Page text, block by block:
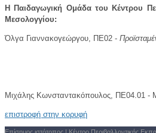
Η Παιδαγωγική Ομάδα του Κέντρου
Μεσολογγίου:
Όλγα Γιαννακογεώργου, ΠΕ02 -
Μιχάλης Κωνσταντακόπουλος, ΠΕ04.01 -
επιστροφή στην κορυφή